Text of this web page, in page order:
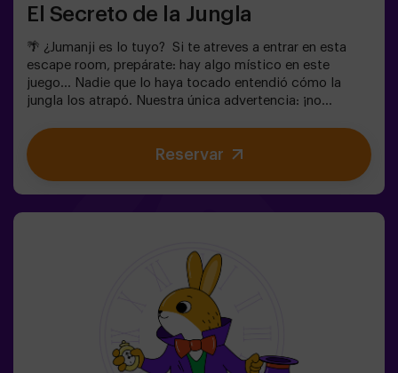
El Secreto de la Jungla
🌴 ¿Jumanji es lo tuyo? Si te atreves a entrar en esta
escape room, prepárate: hay algo místico en este
juego... Nadie que lo haya tocado entendió cómo la
jungla los atrapó. Nuestra única advertencia: ¡no
¿Realmente creíais que sería fácil escapar? 🐒
Necesitamos un equipo con valor para encontrar la caja
del juego y volver a encerrar a este mundo mágico en su
igual de 14 años deberán entrar al menos con 1 adulto,
pero recomendamos entrar acompañados de un monitor
(consúltanos las condiciones).🧩 Es una sala de
dificultad alta pero si incluyes las palabras MODO EASY
en tu reserva, podremos añadir pistas adicionales para
que bajar el nivel de dificultad.
Reservar